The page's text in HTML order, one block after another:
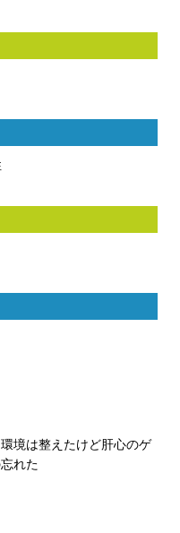
境は整えたけど肝心のゲ
れた